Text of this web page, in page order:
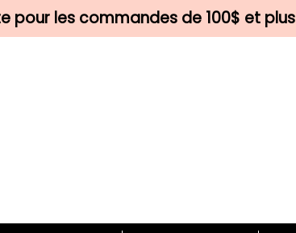
pour les commandes de 100$ et plus